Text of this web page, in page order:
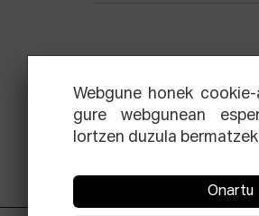
Webgune honek
gure webgunean
lortzen duzula
Onartu